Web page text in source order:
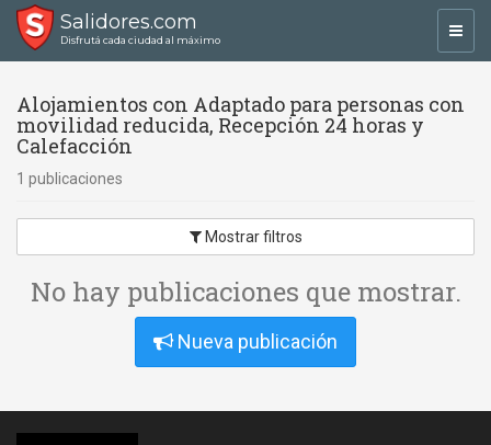
Salidores.com
Disfrutá cada ciudad al máximo
Alojamientos con Adaptado para personas con
movilidad reducida, Recepción 24 horas y
Calefacción
1 publicaciones
Mostrar filtros
No hay publicaciones que mostrar.
Nueva publicación